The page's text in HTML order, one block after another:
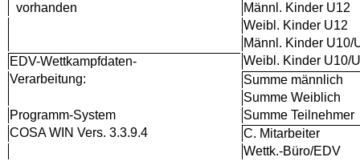
vorhanden
Männl. Kinder U12
Weibl. Kinder U12
Männl. Kinder U10/
EDV-Wettkampfdaten-
Weibl. Kinder U10/
Verarbeitung:
Summe männlich
Summe Weiblich
Programm-System
Summe Teilnehmer
COSA WIN Vers. 3.3.9.4
C. Mitarbeiter
Wettk.-Büro/EDV